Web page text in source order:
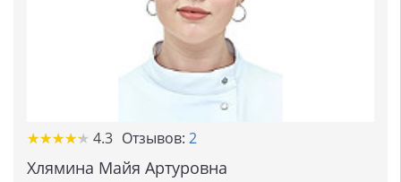
★★★★★
★★★★★ 4.3 Отзывов: 2
Хлямина Майя Артуровна